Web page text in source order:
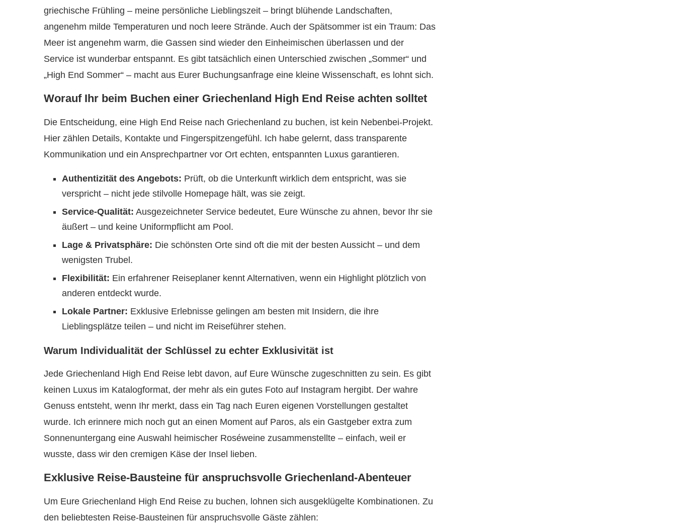
griechische Frühling – meine persönliche Lieblingszeit – bringt blühende Landschaften,
angenehm milde Temperaturen und noch leere Strände. Auch der Spätsommer ist ein Traum: Das
Meer ist angenehm warm, die Gassen sind wieder den Einheimischen überlassen und der
Service ist wunderbar entspannt. Es gibt tatsächlich einen Unterschied zwischen „Sommer“ und
„High End Sommer“ – macht aus Eurer Buchungsanfrage eine kleine Wissenschaft, es lohnt sich.
Worauf Ihr beim Buchen einer Griechenland High End Reise achten solltet
Die Entscheidung, eine High End Reise nach Griechenland zu buchen, ist kein Nebenbei-Projekt.
Hier zählen Details, Kontakte und Fingerspitzengefühl. Ich habe gelernt, dass transparente
Kommunikation und ein Ansprechpartner vor Ort echten, entspannten Luxus garantieren.
Authentizität des Angebots: Prüft, ob die Unterkunft wirklich dem entspricht, was sie
verspricht – nicht jede stilvolle Homepage hält, was sie zeigt.
Service-Qualität: Ausgezeichneter Service bedeutet, Eure Wünsche zu ahnen, bevor Ihr sie
äußert – und keine Uniformpflicht am Pool.
Lage & Privatsphäre: Die schönsten Orte sind oft die mit der besten Aussicht – und dem
wenigsten Trubel.
Flexibilität: Ein erfahrener Reiseplaner kennt Alternativen, wenn ein Highlight plötzlich von
anderen entdeckt wurde.
Lokale Partner: Exklusive Erlebnisse gelingen am besten mit Insidern, die ihre
Lieblingsplätze teilen – und nicht im Reiseführer stehen.
Warum Individualität der Schlüssel zu echter Exklusivität ist
Jede Griechenland High End Reise lebt davon, auf Eure Wünsche zugeschnitten zu sein. Es gibt
keinen Luxus im Katalogformat, der mehr als ein gutes Foto auf Instagram hergibt. Der wahre
Genuss entsteht, wenn Ihr merkt, dass ein Tag nach Euren eigenen Vorstellungen gestaltet
wurde. Ich erinnere mich noch gut an einen Moment auf Paros, als ein Gastgeber extra zum
Sonnenuntergang eine Auswahl heimischer Roséweine zusammenstellte – einfach, weil er
wusste, dass wir den cremigen Käse der Insel lieben.
Exklusive Reise-Bausteine für anspruchsvolle Griechenland-Abenteuer
Um Eure Griechenland High End Reise zu buchen, lohnen sich ausgeklügelte Kombinationen. Zu
den beliebtesten Reise-Bausteinen für anspruchsvolle Gäste zählen: